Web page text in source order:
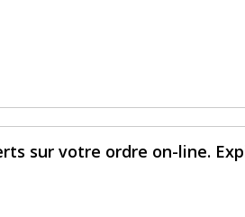
sur votre ordre on-line.